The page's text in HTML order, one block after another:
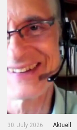
30. July 2026 Aktuell